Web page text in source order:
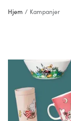
Hjem / Kampanjer